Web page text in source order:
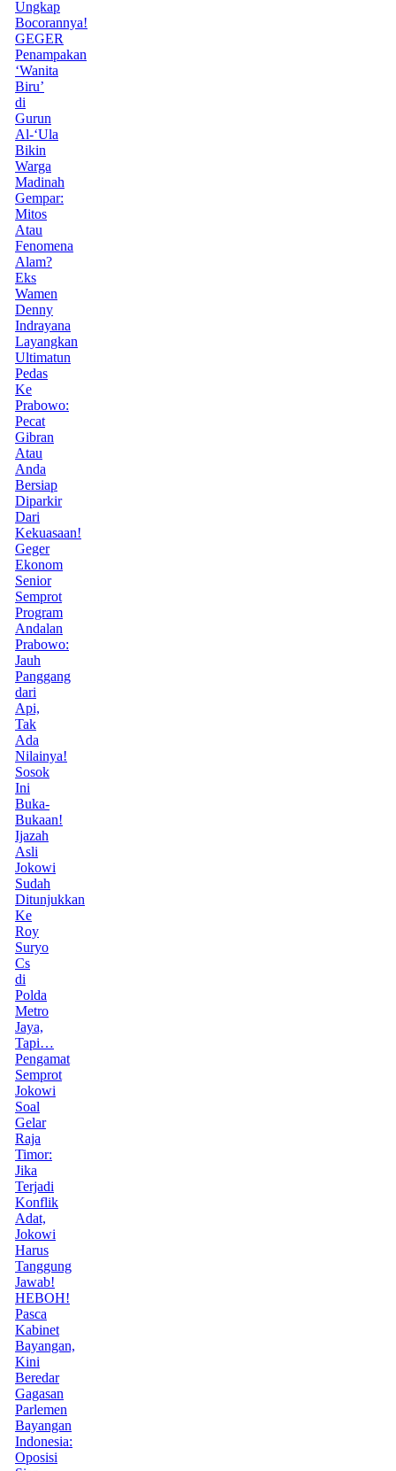
Ungkap
Bocorannya!
GEGER
Penampakan
‘Wanita
Biru’
di
Gurun
Al-‘Ula
Bikin
Warga
Madinah
Gempar:
Mitos
Atau
Fenomena
Alam?
Eks
Wamen
Denny
Indrayana
Layangkan
Ultimatun
Pedas
Ke
Prabowo:
Pecat
Gibran
Atau
Anda
Bersiap
Diparkir
Dari
Kekuasaan!
Geger
Ekonom
Senior
Semprot
Program
Andalan
Prabowo:
Jauh
Panggang
dari
Api,
Tak
Ada
Nilainya!
Sosok
Ini
Buka-
Bukaan!
Ijazah
Asli
Jokowi
Sudah
Ditunjukkan
Ke
Roy
Suryo
Cs
di
Polda
Metro
Jaya,
Tapi…
Pengamat
Semprot
Jokowi
Soal
Gelar
Raja
Timor:
Jika
Terjadi
Konflik
Adat,
Jokowi
Harus
Tanggung
Jawab!
HEBOH!
Pasca
Kabinet
Bayangan,
Kini
Beredar
Gagasan
Parlemen
Bayangan
Indonesia:
Oposisi